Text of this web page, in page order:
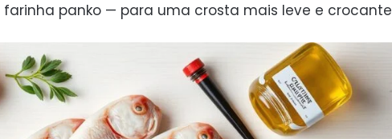
farinha panko — para uma crosta mais leve e crocante